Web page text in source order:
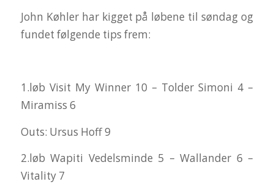
John Køhler har kigget på løbene til søndag og
fundet følgende tips frem:
1.løb Visit My Winner 10 – Tolder Simoni 4 –
Miramiss 6
Outs: Ursus Hoff 9
2.løb Wapiti Vedelsminde 5 – Wallander 6 –
Vitality 7